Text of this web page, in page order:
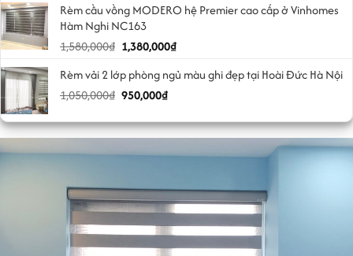
là:
275,000₫.
tại
220,000₫.
Rèm cầu vồng MODERO hệ Premier cao cấp ở Vinhomes
Hàm Nghi NC163
1,580,000₫ Giá
là:
1,580,000₫.
1,380,000₫Giá
tại
Rèm vải 2 lớp phòng ngủ màu ghi đẹp tại Hoài Đức Hà Nội
1,050,000₫ Giá
là:
1,050,000₫.
950,000₫Giá
tại
là:
950,000₫.